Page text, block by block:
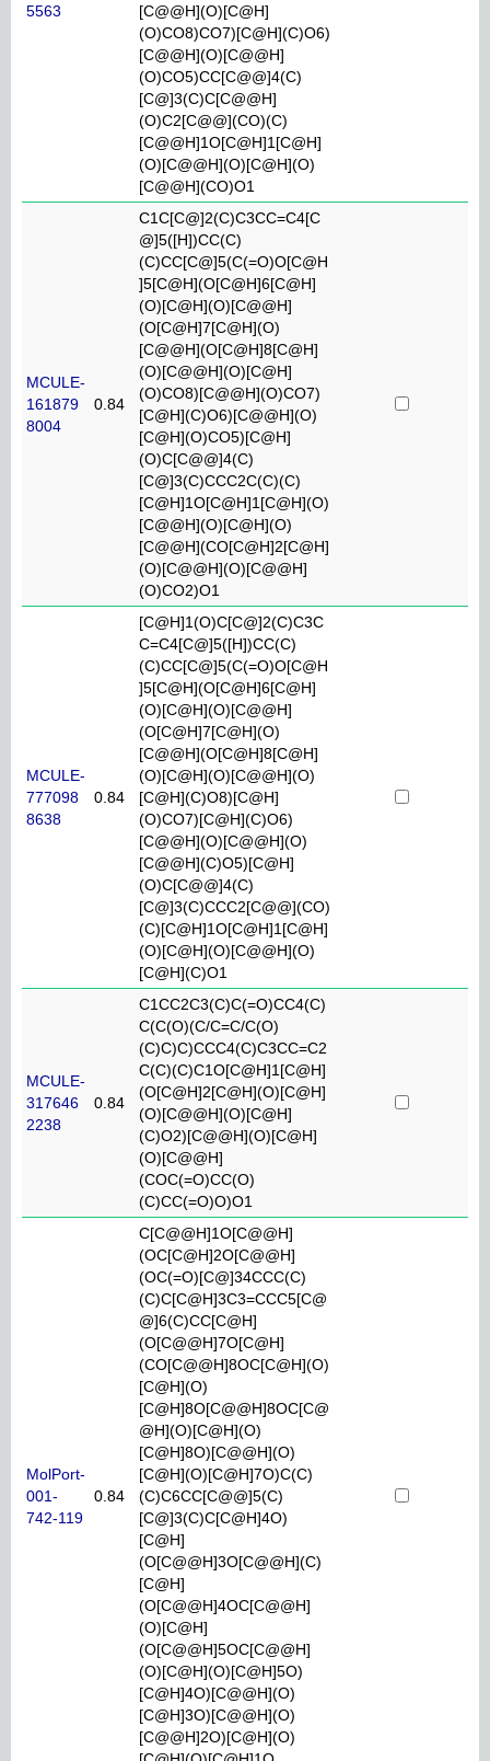
5563
[C@@H](O)[C@H]
(O)CO8)CO7)[C@H](C)O6)
[C@@H](O)[C@@H]
(O)CO5)CC[C@@]4(C)
[C@]3(C)C[C@@H]
(O)C2[C@@](CO)(C)
[C@@H]1O[C@H]1[C@H]
(O)[C@@H](O)[C@H](O)
[C@@H](CO)O1
MCULE-
161879
8004
0.84
C1C[C@]2(C)C3CC=C4[C
@]5([H])CC(C)
(C)CC[C@]5(C(=O)O[C@H
]5[C@H](O[C@H]6[C@H]
(O)[C@H](O)[C@@H]
(O[C@H]7[C@H](O)
[C@@H](O[C@H]8[C@H]
(O)[C@@H](O)[C@H]
(O)CO8)[C@@H](O)CO7)
[C@H](C)O6)[C@@H](O)
[C@H](O)CO5)[C@H]
(O)C[C@@]4(C)
[C@]3(C)CCC2C(C)(C)
[C@H]1O[C@H]1[C@H](O)
[C@@H](O)[C@H](O)
[C@@H](CO[C@H]2[C@H]
(O)[C@@H](O)[C@@H]
(O)CO2)O1
MCULE-
777098
8638
0.84
[C@H]1(O)C[C@]2(C)C3C
C=C4[C@]5([H])CC(C)
(C)CC[C@]5(C(=O)O[C@H
]5[C@H](O[C@H]6[C@H]
(O)[C@H](O)[C@@H]
(O[C@H]7[C@H](O)
[C@@H](O[C@H]8[C@H]
(O)[C@H](O)[C@@H](O)
[C@H](C)O8)[C@H]
(O)CO7)[C@H](C)O6)
[C@@H](O)[C@@H](O)
[C@@H](C)O5)[C@H]
(O)C[C@@]4(C)
[C@]3(C)CCC2[C@@](CO)
(C)[C@H]1O[C@H]1[C@H]
(O)[C@H](O)[C@@H](O)
[C@H](C)O1
MCULE-
317646
2238
0.84
C1CC2C3(C)C(=O)CC4(C)
C(C(O)(C/C=C/C(O)
(C)C)C)CCC4(C)C3CC=C2
C(C)(C)C1O[C@H]1[C@H]
(O[C@H]2[C@H](O)[C@H]
(O)[C@@H](O)[C@H]
(C)O2)[C@@H](O)[C@H]
(O)[C@@H]
(COC(=O)CC(O)
(C)CC(=O)O)O1
MolPort-
001-
742-119
0.84
C[C@@H]1O[C@@H]
(OC[C@H]2O[C@@H]
(OC(=O)[C@]34CCC(C)
(C)C[C@H]3C3=CCC5[C@
@]6(C)CC[C@H]
(O[C@@H]7O[C@H]
(CO[C@@H]8OC[C@H](O)
[C@H](O)
[C@H]8O[C@@H]8OC[C@
@H](O)[C@H](O)
[C@H]8O)[C@@H](O)
[C@H](O)[C@H]7O)C(C)
(C)C6CC[C@@]5(C)
[C@]3(C)C[C@H]4O)
[C@H]
(O[C@@H]3O[C@@H](C)
[C@H]
(O[C@@H]4OC[C@@H]
(O)[C@H]
(O[C@@H]5OC[C@@H]
(O)[C@H](O)[C@H]5O)
[C@H]4O)[C@@H](O)
[C@H]3O)[C@@H](O)
[C@@H]2O)[C@H](O)